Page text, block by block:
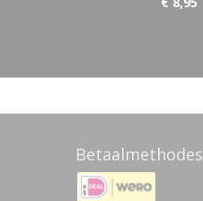
Betaalmethodes